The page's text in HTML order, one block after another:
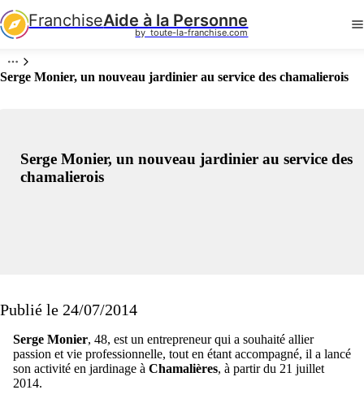
FranchiseAide à la Personne
by  toute-la-franchise.com
Serge Monier, un nouveau jardinier au service des chamalierois
Serge Monier, un nouveau jardinier au service des
chamalierois
Publié le 24/07/2014
Serge Monier, 48, est un entrepreneur qui a souhaité allier
passion et vie professionnelle, tout en étant accompagné, il a lancé
son activité en jardinage à Chamalières, à partir du 21 juillet
2014.